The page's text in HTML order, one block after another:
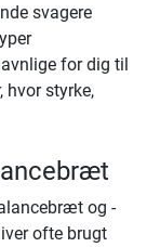
svagere
for dig til
styrke,
og -
ofte brugt